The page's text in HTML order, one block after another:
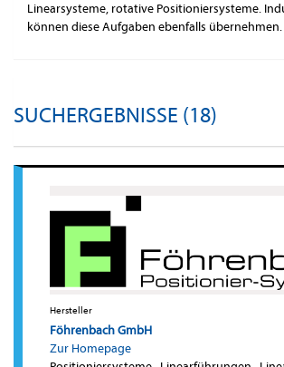
Linearsysteme, rotative Positioniersysteme.
können diese Aufgaben ebenfalls übernehmen.
SUCHERGEBNISSE (18)
Hersteller
Föhrenbach GmbH
Zur Homepage